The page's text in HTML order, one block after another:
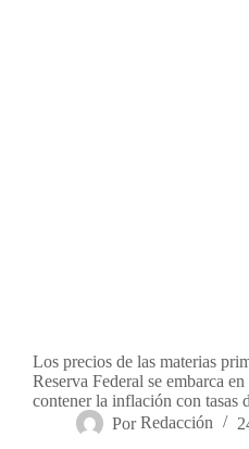
Los precios de las materias
Reserva Federal se embarca
contener la inflación con tasas
Por Redacción